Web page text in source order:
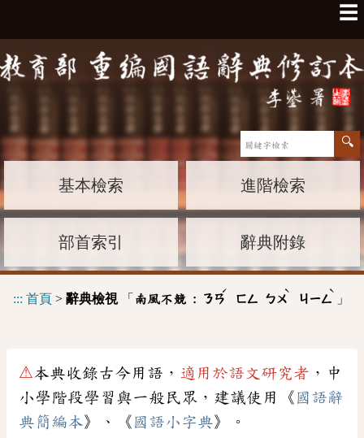
☰
基本檢索 進階檢索
部首索引 辭典附錄
::: 首頁 > 辭典檢視「 南風不競 : ㄋㄢ
ˊ
ㄈㄥ ㄅㄨ
ˋ
ㄐㄧㄥ
ˋ
」
⚠本典收錄古今用語， 適用於語文研究者 ，中
小學階段學習與一般民眾，建議使用《 國語辭
典簡編本》、《 國語小字典》。